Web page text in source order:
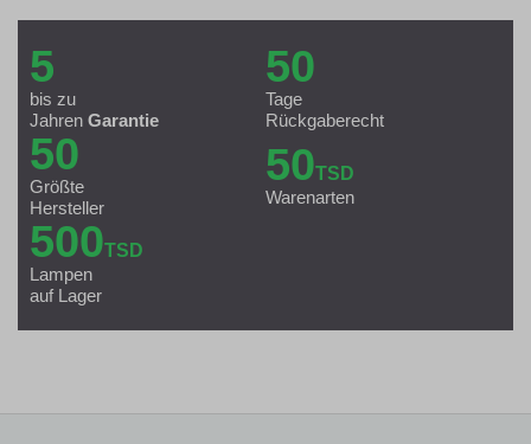
5
bis zu
Jahren Garantie
50
Tage
Rückgaberecht
50
Größte
Hersteller
50TSD
Warenarten
500TSD
Lampen
auf Lager